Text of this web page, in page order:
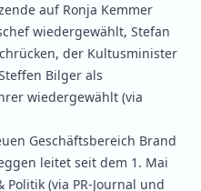
auf Ronja Kemmer
wiedergewählt, Stefan
der Kultusminister
Bilger als
wiedergewählt (via
Geschäftsbereich Brand
leitet seit dem 1. Mai
Politik (via PR‑Journal und